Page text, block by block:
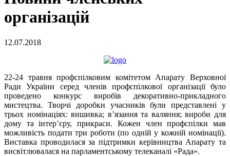
організацій
12.07.2018
22-24 травня профспілковим комітетом Апарату Верховної
Ради України серед членів профспілкової організації було
проведено конкурс виробів декоративно-прикладного
мистецтва. Творчі доробки учасників були представлені у
трьох номінаціях: вишивка; в’язання та валяння; вироби для
дому та інтер’єру, прикраси. Кожен член профспілки мав
можливість подати три роботи (по одній у кожній номінації).
Виставка проводилася за підтримки керівництва Апарату та
висвітлювалася на парламентському телеканалі «Рада».